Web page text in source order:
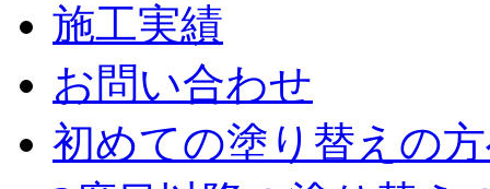
施工実績
お問い合わせ
初めての塗り替えの